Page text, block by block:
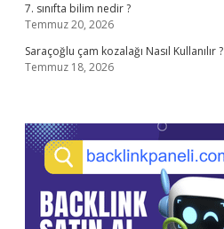
7. sınıfta bilim nedir ?
Temmuz 20, 2026
Saraçoğlu çam kozalağı Nasıl Kullanılır ?
Temmuz 18, 2026